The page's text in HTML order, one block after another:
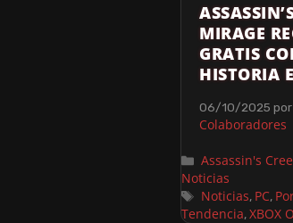
MIRAGE
GRATIS
HISTORIA
06/10/2025 por
Colaboradores
Assassin's
Noticias
Noticias, PC,
Tendencia,XBOX